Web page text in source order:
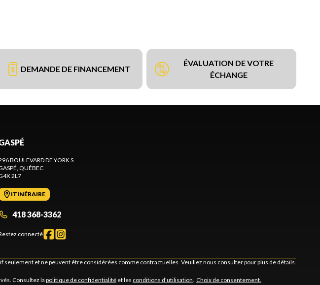
DEMANDE DE FINANCEMENT
ÉVALUATION DE VOTRE
ÉCHANGE
BOULEVARD DE YORK S
, QUÉBEC
2L7
ITINÉRAIRE
418 368-3362
connecté
seulement et ne peuvent être considérées comme contractuelles. Veuillez nous consulter pour plus de détails.
Consultez la politique de confidentialité et les conditions d'utilisation. Choix de consentement.